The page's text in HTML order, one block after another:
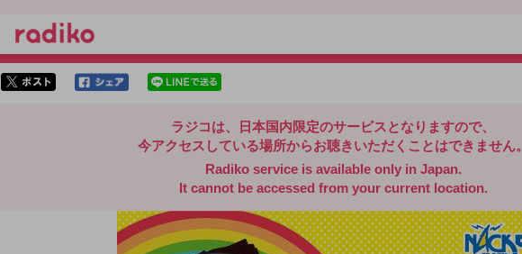
ラジコは、日本国内限定のサービスとなりますので、
今アクセスしている場所からお聴きいただくことはできません。
Radiko service is available only in Japan.
It cannot be accessed from your current location.